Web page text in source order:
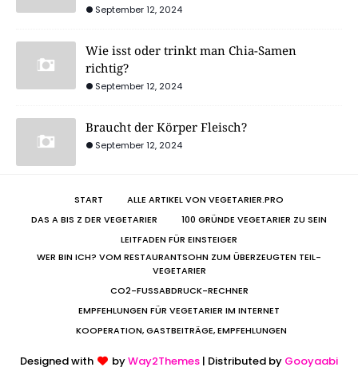
September 12, 2024
Wie isst oder trinkt man Chia-Samen
richtig?
September 12, 2024
Braucht der Körper Fleisch?
September 12, 2024
START
ALLE ARTIKEL VON VEGETARIER.PRO
DAS A BIS Z DER VEGETARIER
100 GRÜNDE VEGETARIER ZU SEIN
LEITFADEN FÜR EINSTEIGER
WER BIN ICH? VOM RESTAURANTSOHN ZUM ÜBERZEUGTEN TEIL-
VEGETARIER
CO2-FUSSABDRUCK-RECHNER
EMPFEHLUNGEN FÜR VEGETARIER IM INTERNET
KOOPERATION, GASTBEITRÄGE, EMPFEHLUNGEN
Designed with byWay2Themes | Distributed by Gooyaabi